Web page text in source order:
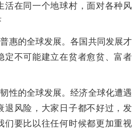
活在同一个地球村，面对各种风
惠的全球发展。各国共同发展才
定不可能建立在贫者愈贫、富者
性的全球发展。经济全球化遭遇
退风险，大家日子都不好过，发
们要比以往任何时候都更加重视